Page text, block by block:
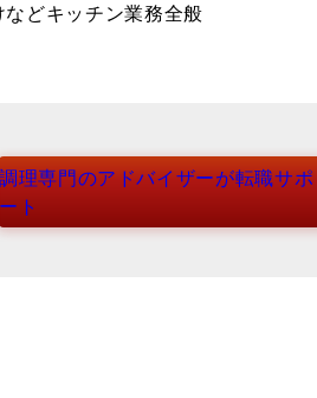
どキッチン業務全般
調理専門のアドバイザーが転職サポ
ート